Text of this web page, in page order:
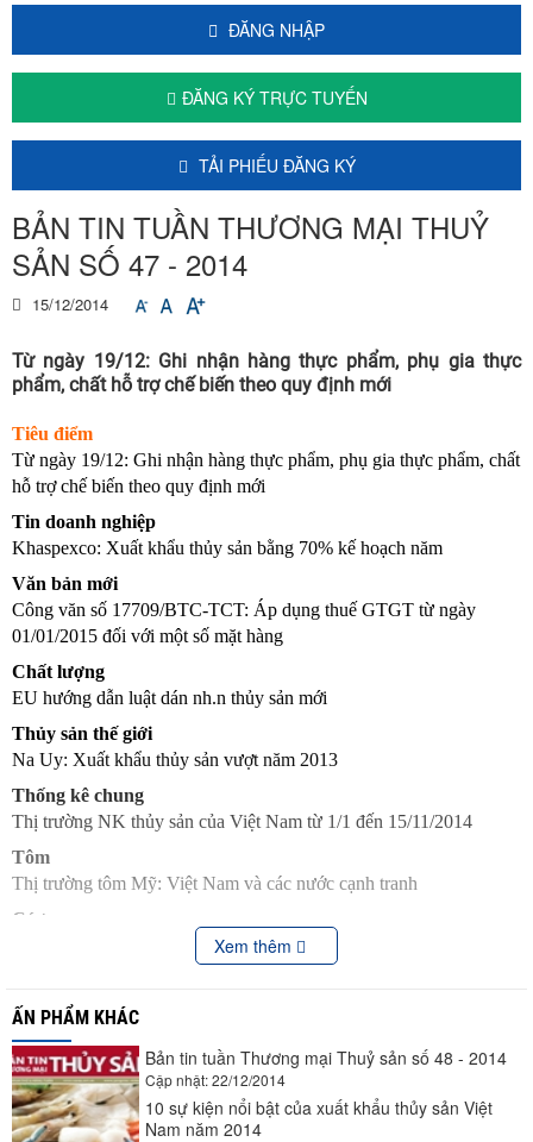
ĐĂNG NHẬP
ĐĂNG KÝ TRỰC TUYẾN
TẢI PHIẾU ĐĂNG KÝ
BẢN TIN TUẦN THƯƠNG MẠI THUỶ
SẢN SỐ 47 - 2014
15/12/2014
Từ ngày 19/12: Ghi nhận hàng thực phẩm, phụ gia thực
phẩm, chất hỗ trợ chế biến theo quy định mới
Tiêu điểm
Từ ngày 19/12: Ghi nhận hàng thực phẩm, phụ gia thực phẩm, chất
hỗ trợ chế biến theo quy định mới
Tin doanh nghiệp
Khaspexco: Xuất khẩu thủy sản bằng 70% kế hoạch năm
Văn bản mới
Công văn số 17709/BTC-TCT: Áp dụng thuế GTGT từ ngày
01/01/2015 đối với một số mặt hàng
Chất lượng
EU hướng dẫn luật dán nh.n thủy sản mới
Thủy sản thế giới
Na Uy: Xuất khẩu thủy sản vượt năm 2013
Thống kê chung
Thị trường NK thủy sản của Việt Nam từ 1/1 đến 15/11/2014
Tôm
Thị trường tôm Mỹ: Việt Nam và các nước cạnh tranh
Cá tra
Xuất khẩu cá tra sang Nga chưa tăng
Thị trường cá ngừ thế giới qu. 3/2014
Mực – bạch tuộc
Xuất khẩu mực, bạch tuộc của Trung Quốc tăng khá
Cua, ghẹ
Nhập khẩu cua của Nhật Bản 10 tháng đầu năm 2014
Xem thêm
ẤN PHẨM KHÁC
Bản tin tuần Thương mại Thuỷ sản số 48 - 2014
Cập nhật: 22/12/2014
10 sự kiện nổi bật của xuất khẩu thủy sản Việt
Nam năm 2014